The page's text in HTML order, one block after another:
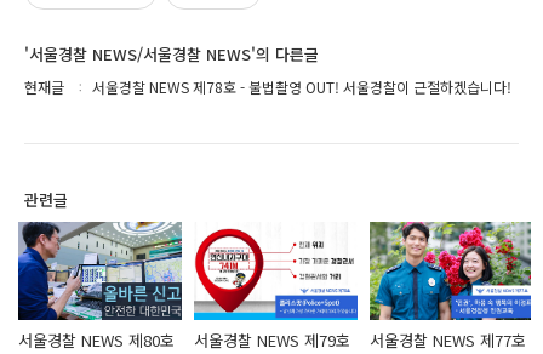
'서울경찰 NEWS/서울경찰 NEWS'의 다른글
현재글 서울경찰 NEWS 제78호 - 불법촬영 OUT! 서울경찰이 근절하겠습니다!
관련글
서울경찰 NEWS 제80호
서울경찰 NEWS 제79호
서울경찰 NEWS 제77호